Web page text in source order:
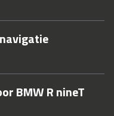
BMW R nineT